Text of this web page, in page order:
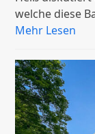
welche diese
Mehr Lesen